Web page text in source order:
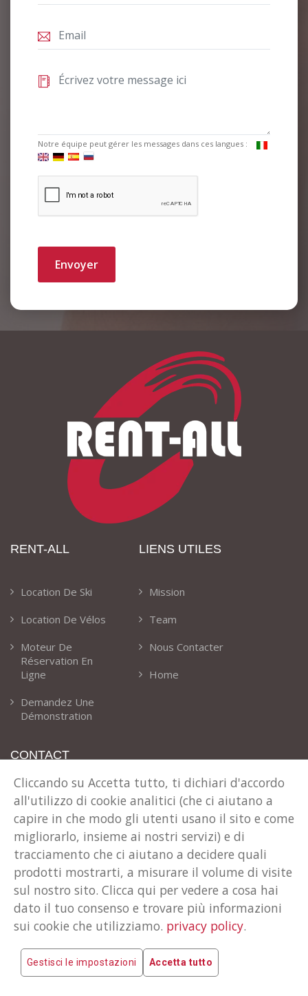
Notre équipe peut gérer les messages dans ces langues :
Envoyer
RENT-ALL
Location De Ski
Location De Vélos
Moteur De
Réservation En
Ligne
Demandez Une
Démonstration
LIENS UTILES
Mission
Team
Nous Contacter
Home
CONTACT
Notre Adresse
Via T. Claudio 41 Cles (TN) Italie
Téléphone
+39 0463 600024
E-Mail
info@rent-all.it
COPYRIGHT © 2026 TECNOSOFT INFORMATICA S.R.L.
PI: 01538030220
POLITIQUE DE CONFIDENTIALITÉ
Cliccando su Accetta tutto, ti dichiari d'accordo
all'utilizzo di cookie analitici (che ci aiutano a
capire in che modo gli utenti usano il sito e come
migliorarlo, insieme ai nostri servizi) e di
tracciamento che ci aiutano a decidere quali
prodotti mostrarti, a misurare il volume di visite
sul nostro sito. Clicca qui per vedere a cosa hai
dato il tuo consenso e trovare più informazioni
sui cookie che utilizziamo. privacy policy.
Gestisci le impostazioni Accetta tutto